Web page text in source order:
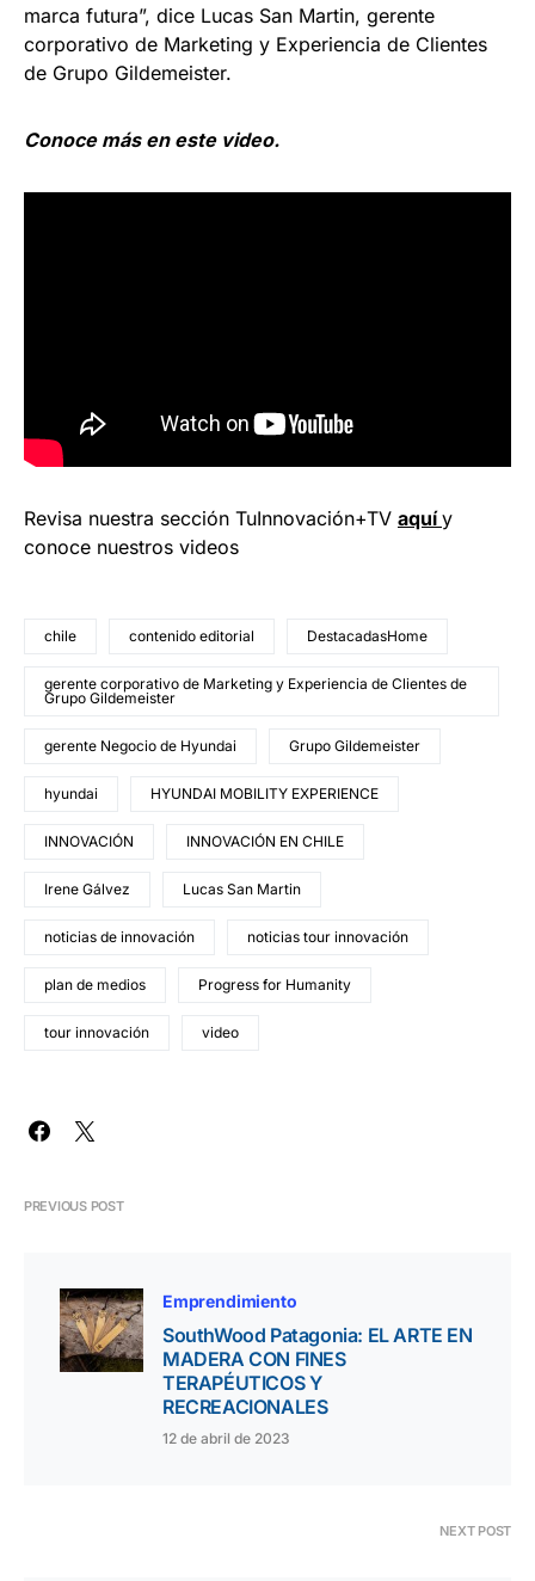
marca futura”, dice Lucas San Martin, gerente
corporativo de Marketing y Experiencia de Clientes
de Grupo Gildemeister.
Conoce más en este video.
Revisa nuestra sección TuInnovación+TV aquíy
conoce nuestros videos
chile contenido editorial DestacadasHome
gerente corporativo de Marketing y Experiencia de Clientes de
Grupo Gildemeister
gerente Negocio de Hyundai Grupo Gildemeister
hyundai HYUNDAI MOBILITY EXPERIENCE
INNOVACIÓN INNOVACIÓN EN CHILE
Irene Gálvez Lucas San Martin
noticias de innovación noticias tour innovación
plan de medios Progress for Humanity
tour innovación video
PREVIOUS POST
Emprendimiento
SouthWood Patagonia: EL ARTE EN
MADERA CON FINES
TERAPÉUTICOS Y
RECREACIONALES
12 de abril de 2023
NEXT POST